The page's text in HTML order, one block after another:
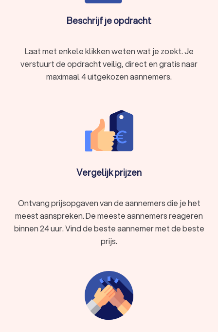
Beschrijf je opdracht
Laat met enkele klikken weten wat je zoekt. Je
verstuurt de opdracht veilig, direct en gratis naar
maximaal 4 uitgekozen aannemers.
Vergelijk prijzen
Ontvang prijsopgaven van de aannemers die je het
meest aanspreken. De meeste aannemers reageren
binnen 24 uur. Vind de beste aannemer met de beste
prijs.